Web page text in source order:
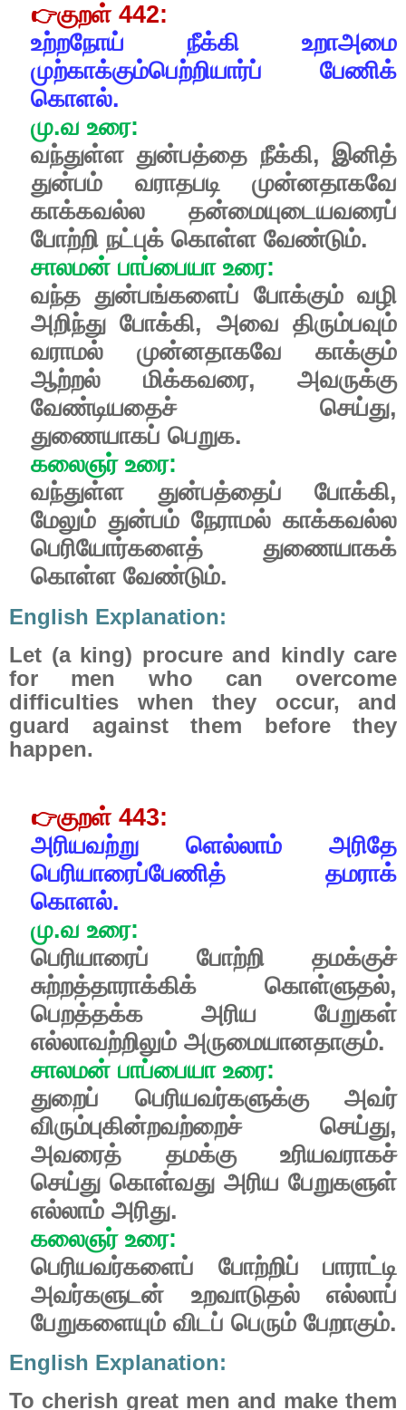
👉குறள்442:
உற்றநோய்
நீக்கி
உறாஅமை
முற்காக்கும்பெற்றியார்ப்
பேணிக்
கொளல்.
மு.வ உரை:
வந்துள்ள துன்பத்தை நீக்கி,இனித்
துன்பம்
வராதபடி
முன்னதாகவே
காக்கவல்ல
தன்மையுடையவரைப்
போற்றி நட்புக் கொள்ள வேண்டும்.
சாலமன் பாப்பையா உரை:
வந்த துன்பங்களைப் போக்கும் வழி
அறிந்து போக்கி, அவை திரும்பவும்
வராமல்
முன்னதாகவே
காக்கும்
ஆற்றல்
மிக்கவரை, அவருக்கு
வேண்டியதைச்
செய்து,
துணையாகப் பெறுக.
கலைஞர் உரை:
வந்துள்ள
துன்பத்தைப் போக்கி,
மேலும் துன்பம் நேராமல் காக்கவல்ல
பெரியோர்களைத்
துணையாகக்
கொள்ள வேண்டும்.
English Explanation:
Let (a king) procure and kindly care
for men who can overcome
difficulties when they occur, and
guard against them before they
happen.
👉குறள்443:
அரியவற்று
ளெல்லாம்
அரிதே
பெரியாரைப்பேணித்
தமராக்
கொளல்.
மு.வ உரை:
பெரியாரைப்
போற்றி
தமக்குச்
சுற்றத்தாராக்கிக்
கொள்ளுதல்,
பெறத்தக்க
அரிய
பேறுகள்
எல்லாவற்றிலும் அருமையானதாகும்.
சாலமன் பாப்பையா உரை:
துறைப்
பெரியவர்களுக்கு
அவர்
விரும்புகின்றவற்றைச்
செய்து,
அவரைத்
தமக்கு
உரியவராகச்
செய்து கொள்வது அரிய பேறுகளுள்
எல்லாம் அரிது.
கலைஞர் உரை:
பெரியவர்களைப்
போற்றிப்
பாராட்டி
அவர்களுடன்
உறவாடுதல்
எல்லாப்
பேறுகளையும் விடப் பெரும் பேறாகும்.
English Explanation:
To cherish great men and make them